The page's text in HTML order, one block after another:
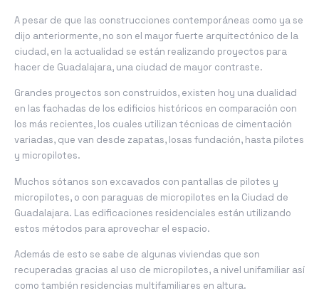
A pesar de que las construcciones contemporáneas como ya se
dijo anteriormente, no son el mayor fuerte arquitectónico de la
ciudad, en la actualidad se están realizando proyectos para
hacer de Guadalajara, una ciudad de mayor contraste.
Grandes proyectos son construidos, existen hoy una dualidad
en las fachadas de los edificios históricos en comparación con
los más recientes, los cuales utilizan técnicas de cimentación
variadas, que van desde zapatas, losas fundación, hasta pilotes
y micropilotes.
Muchos sótanos son excavados con pantallas de pilotes y
micropilotes, o con paraguas de micropilotes en la Ciudad de
Guadalajara. Las edificaciones residenciales están utilizando
estos métodos para aprovechar el espacio.
Además de esto se sabe de algunas viviendas que son
recuperadas gracias al uso de micropilotes, a nivel unifamiliar así
como también residencias multifamiliares en altura.